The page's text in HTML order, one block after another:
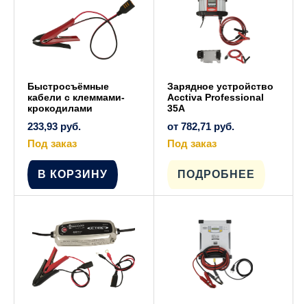
на
странице
Быстросъёмные
кабели с клеммами-
крокодилами
233,93 руб.
Под заказ
В КОРЗИНУ
Зарядное устройство
Acctiva Professional
35A
от 782,71 руб.
Под заказ
ПОДРОБНЕЕ
несколько